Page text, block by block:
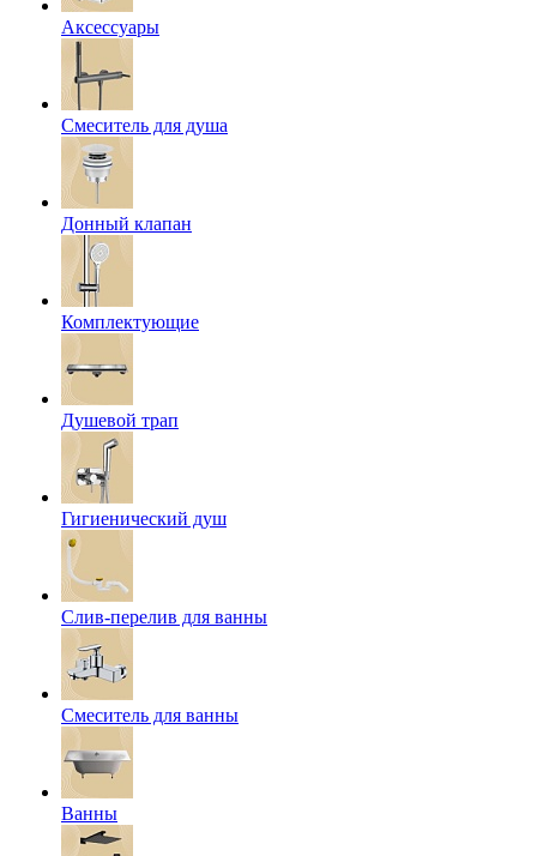
Аксессуары
Смеситель для душа
Донный клапан
Комплектующие
Душевой трап
Гигиенический душ
Слив-перелив для ванны
Смеситель для ванны
Ванны